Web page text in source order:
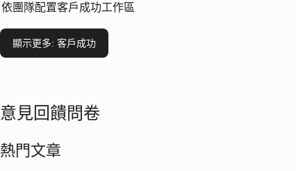
依團隊配置客戶成功工作區
顯示更多: 客戶成功
意見回饋問卷
熱門文章